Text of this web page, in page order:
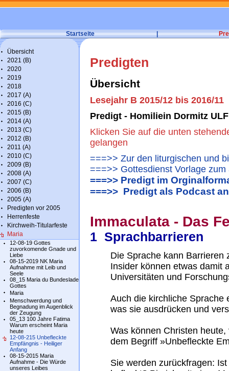
Startseite |
Übersicht
2021 (B)
2020
2019
2018
2017 (A)
2016 (C)
2015 (B)
2014 (A)
2013 (C)
2012 (B)
2011 (A)
2010 (C)
2009 (B)
2008 (A)
2007 (C)
2006 (B)
2005 (A)
Predigten vor 2005
Herrenfeste
Kirchweih-Titularfeste
Maria
12-08-19 Gottes
zuvorkomende Gnade und
Liebe
08-15-2019 NK Maria
Aufnahme mit Leib und
Seele
08_15 Maria du Bundeslade
Gottes
Maria
Menschwerdung und
Begnadung im Augenblick
der Zeugung
05_13 100 Jahre Fatima
Warum erscheint Maria
heute
12-08-215 Unbefleckte
Empfängnis - Heiliger
Anfang
08-15-2015 Maria
Aufnahme - Die Würde
unseres Leibes
Predigten
Übersicht
Lesejahr B 2015/12 bis 2016/11
Predigt - Homiliein Dormitz ULF
Klicken Sie auf die unten
gelangen
===>> Zur den liturgischen und
===>> Gottesdienst Vorlage
===>> Predigt im
===>> Predigt als Podcast
Immaculata - Das
1 Sprachbarrieren
Die Sprache kann Barrieren
Insider können etwas damit
Universitäten und
Auch die kirchliche Sprache
was sie ausdrücken und
Was können Christen
dem Begriff »Unbefleckte
Sie werden zurückfragen: